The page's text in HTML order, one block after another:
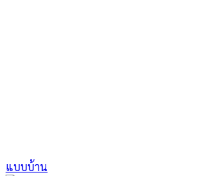
แบบบ้าน